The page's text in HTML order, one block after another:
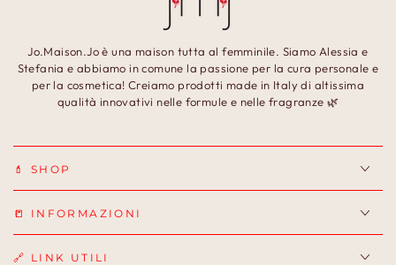
Jo.Maison.Jo è una maison tutta al femminile. Siamo Alessia e
Stefania e abbiamo in comune la passione per la cura personale e
per la cosmetica! Creiamo prodotti made in Italy di altissima
qualità innovativi nelle formule e nelle fragranze 🌿
💄 SHOP
📒 INFORMAZIONI
🔗 LINK UTILI